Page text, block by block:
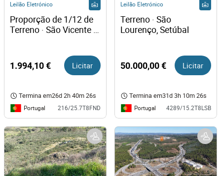
Leilão Eletrónico
Proporção de 1/12 de
Terreno · São Vicente
1.994,10 € Licitar
Termina em26d 2h 40m 26s
Portugal 216/25.7T8FND
Leilão Eletrónico
Terreno · São
Lourenço, Setúbal
50.000,00 € Licitar
Termina em31d 3h 10m 26s
Portugal 4289/15.2T8LSB